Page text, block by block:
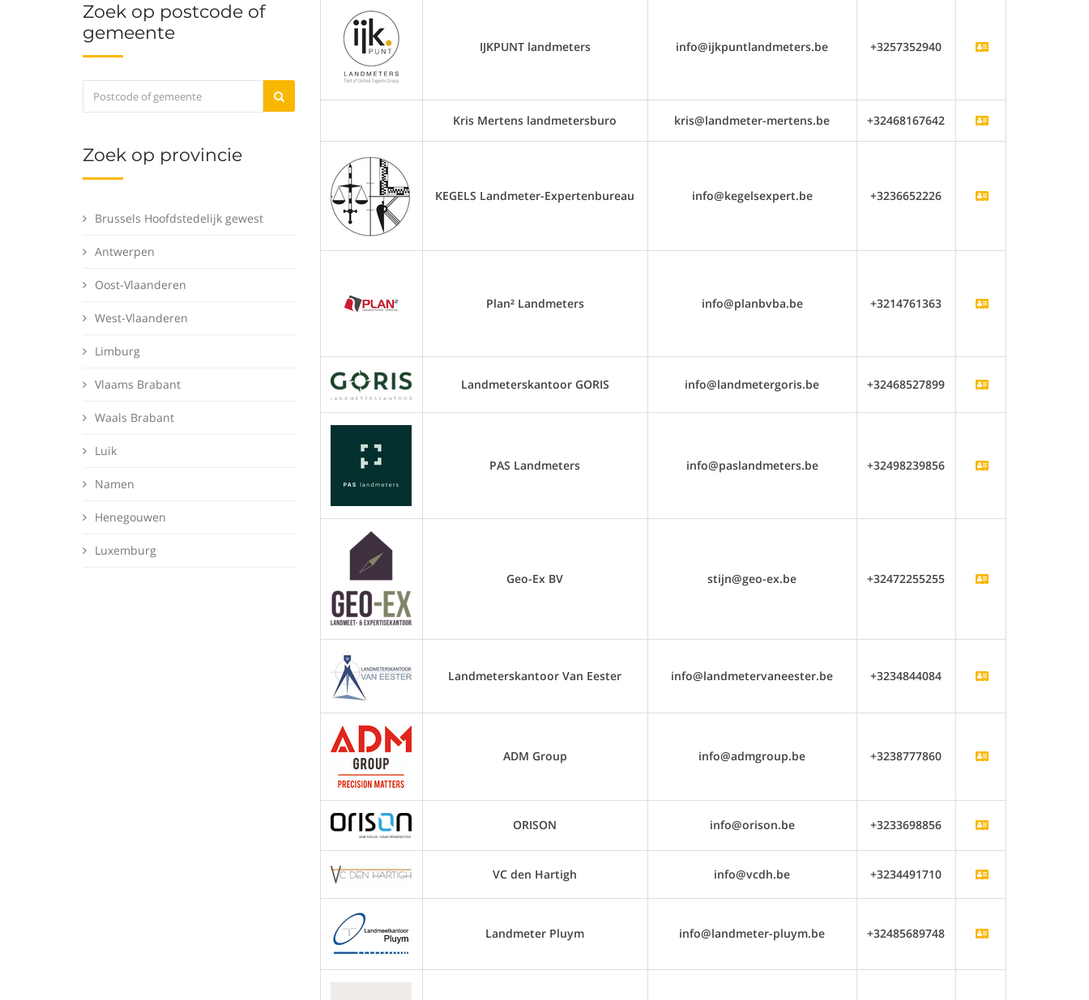
Zoek op postcode of
gemeente
Zoek op provincie
Brussels Hoofdstedelijk gewest
Antwerpen
Oost-Vlaanderen
West-Vlaanderen
Limburg
Vlaams Brabant
Waals Brabant
Luik
Namen
Henegouwen
Luxemburg
IJKPUNT landmeters info@ijkpuntlandmeters.be +3257352940
Kris Mertens landmetersburo kris@landmeter-mertens.be +32468167642
KEGELS Landmeter-Expertenbureau info@kegelsexpert.be +3236652226
Plan² Landmeters info@planbvba.be +3214761363
Landmeterskantoor GORIS info@landmetergoris.be +32468527899
PAS Landmeters info@paslandmeters.be +32498239856
Geo-Ex BV stijn@geo-ex.be +32472255255
Landmeterskantoor Van Eester info@landmetervaneester.be +3234844084
ADM Group info@admgroup.be +3238777860
ORISON info@orison.be +3233698856
VC den Hartigh info@vcdh.be +3234491710
Landmeter Pluym info@landmeter-pluym.be +32485689748